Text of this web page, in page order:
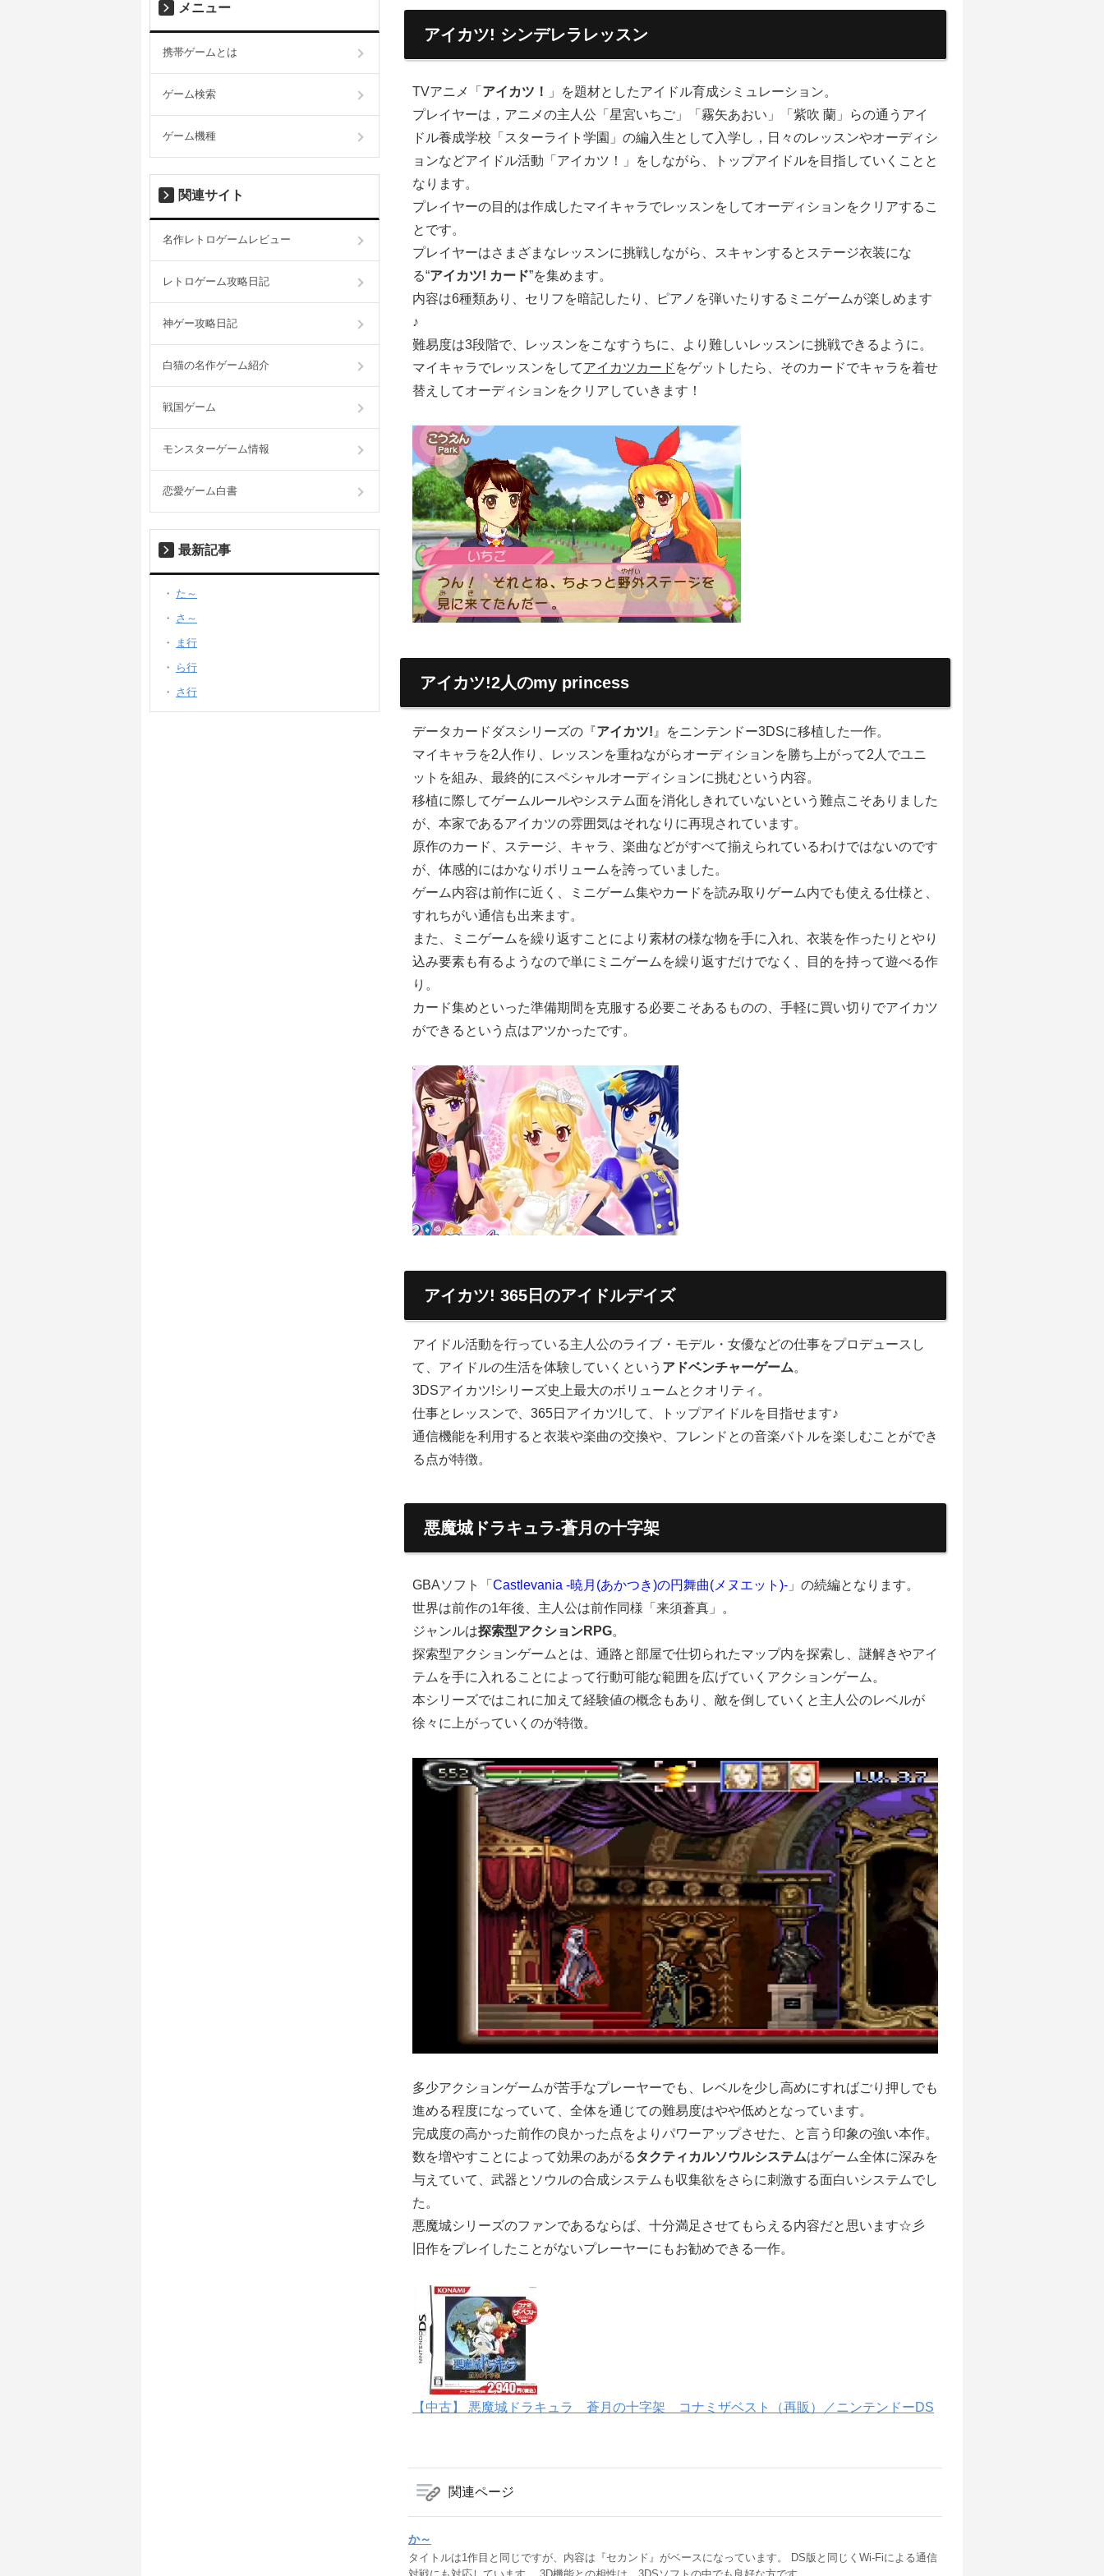
アイカツ! シンデレラレッスン
TVアニメ「 アイカツ！
」を題材としたアイドル育成シミュレーション。
プレイヤーは，アニメの主人公「星宮いちご」「霧矢あおい」「紫吹 蘭」らの通うアイ
ドル養成学校「スターライト学園」の編入生として入学し，日々のレッスンやオーディシ
ョンなどアイドル活動「アイカツ！」をしながら、トップアイドルを目指していくことと
なります。
プレイヤーの目的は作成したマイキャラでレッスンをしてオーディションをクリアするこ
とです。
プレイヤーはさまざまなレッスンに挑戦しながら、スキャンするとステージ衣装にな
る“アイカツ! カード”を集めます。
内容は6種類あり、セリフを暗記したり、ピアノを弾いたりするミニゲームが楽しめます
♪
難易度は3段階で、レッスンをこなすうちに、より難しいレッスンに挑戦できるように。
マイキャラでレッスンをしてアイカツカード をゲットしたら、そのカードでキャラを着せ
替えしてオーディションをクリアしていきます！
アイカツ!2人のmy princess
データカードダスシリーズの『アイカツ! 』をニンテンドー3DSに移植した一作。
マイキャラを2人作り、レッスンを重ねながらオーディションを勝ち上がって2人でユニ
ットを組み、最終的にスペシャルオーディションに挑むという内容。
移植に際してゲームルールやシステム面を消化しきれていないという難点こそありました
が、本家であるアイカツの雰囲気はそれなりに再現されています。
原作のカード、ステージ、キャラ、楽曲などがすべて揃えられているわけではないのです
が、体感的にはかなりボリュームを誇っていました。
ゲーム内容は前作に近く、ミニゲーム集やカードを読み取りゲーム内でも使える仕様と、
すれちがい通信も出来ます。
また、ミニゲームを繰り返すことにより素材の様な物を手に入れ、衣装を作ったりとやり
込み要素も有るようなので単にミニゲームを繰り返すだけでなく、目的を持って遊べる作
り。
カード集めといった準備期間を克服する必要こそあるものの、手軽に買い切りでアイカツ
ができるという点はアツかったです。
アイカツ! 365日のアイドルデイズ
アイドル活動を行っている主人公のライブ・モデル・女優などの仕事をプロデュースし
て、アイドルの生活を体験していくという アドベンチャーゲーム。
3DSアイカツ!シリーズ史上最大のボリュームとクオリティ。
仕事とレッスンで、365日アイカツ!して、トップアイドルを目指せます♪
通信機能を利用すると衣装や楽曲の交換や、フレンドとの音楽バトルを楽しむことができ
る点が特徴。
悪魔城ドラキュラ-蒼月の十字架
GBAソフト「 Castlevania -暁月(あかつき)の円舞曲(メヌエット)- 」の続編となります。
世界は前作の1年後、主人公は前作同様「来須蒼真」。
ジャンルは探索型アクションRPG。
探索型アクションゲームとは、通路と部屋で仕切られたマップ内を探索し、謎解きやアイ
テムを手に入れることによって行動可能な範囲を広げていくアクションゲーム。
本シリーズではこれに加えて経験値の概念もあり、敵を倒していくと主人公のレベルが
徐々に上がっていくのが特徴。
多少アクションゲームが苦手なプレーヤーでも、レベルを少し高めにすればごり押しでも
進める程度になっていて、全体を通じての難易度はやや低めとなっています。
完成度の高かった前作の良かった点をよりパワーアップさせた、と言う印象の強い本作。
数を増やすことによって効果のあがるタクティカルソウルシステムはゲーム全体に深みを
与えていて、武器とソウルの合成システムも収集欲をさらに刺激する面白いシステムでし
た。
悪魔城シリーズのファンであるならば、十分満足させてもらえる内容だと思います☆彡
旧作をプレイしたことがないプレーヤーにもお勧めできる一作。
【中古】 悪魔城ドラキュラ 蒼月の十字架 コナミザベスト（再販）／ニンテンドーDS
関連ページ
か～
タイトルは1作目と同じですが、内容は『セカンド』がベースになっています。 DS版と同じくWi-Fiによる通信
メニュー
携帯ゲームとは
ゲーム検索
ゲーム機種
関連サイト
名作レトロゲームレビュー
レトロゲーム攻略日記
神ゲー攻略日記
白猫の名作ゲーム紹介
戦国ゲーム
モンスターゲーム情報
恋愛ゲーム白書
最新記事
た～
さ～
ま行
ら行
さ行